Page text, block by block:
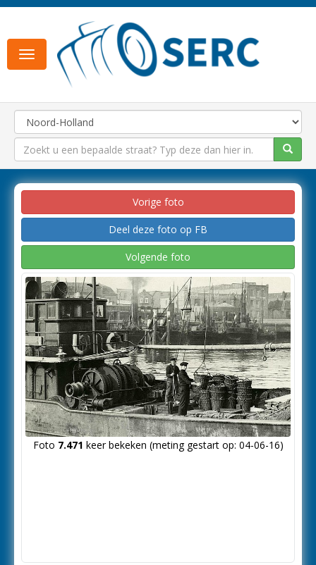
Toggle
navigation
Vorige foto
Deel deze foto op FB
Volgende foto
Foto 7.471 keer bekeken (meting gestart op: 04-06-16)